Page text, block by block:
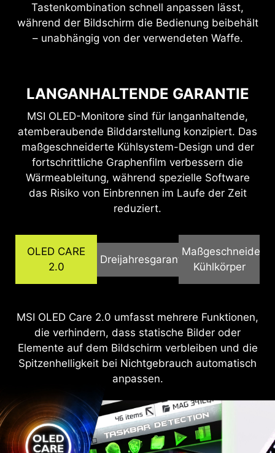
Tastenkombination schnell anpassen lässt,
während der Bildschirm die Bedienung beibehält
– unabhängig von der verwendeten Waffe.
LANGANHALTENDE GARANTIE
MSI OLED-Monitore sind für langanhaltende,
atemberaubende Bilddarstellung konzipiert. Das
maßgeschneiderte Kühlsystem-Design und der
fortschrittliche Graphenfilm verbessern die
Wärmeableitung, während spezielle Software
das Risiko von Einbrennen im Laufe der Zeit
reduziert.
OLED CARE
2.0
Dreijahresgarantie
Kühlkörper
MSI OLED Care 2.0 umfasst mehrere Funktionen,
die verhindern, dass statische Bilder oder
Elemente auf dem Bildschirm verbleiben und die
Spitzenhelligkeit bei Nichtgebrauch automatisch
anpassen.
MSI erkennt die Bedeutung umfassender
Unterstützung an und ermöglicht es den
Nutzern, das Gaming-Erlebnis sorgenfrei zu
genießen. Eine 3-Jahres-Garantie für OLED-
Panels wird angeboten, die den Standard
abdeckt und zusätzlich Schutz gegen das OLED-
Einbrennproblem bietet.
Die QD-OLED-Panels verfügen über Graphenfilm
für überlegene Wärmeleitfähigkeit und
maßgeschneiderte Kühlkörperdesigns, die einen
lüfterlosen Betrieb für effiziente, geräuschlose
Wärmeableitung ermöglichen und die
Lebensdauer des Panels verlängern.